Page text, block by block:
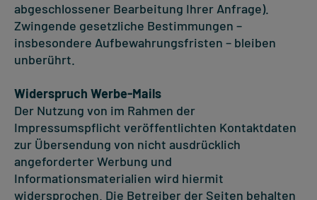
abgeschlossener Bearbeitung Ihrer Anfrage).
Zwingende gesetzliche Bestimmungen –
insbesondere Aufbewahrungsfristen – bleiben
unberührt.
Widerspruch Werbe-Mails
Der Nutzung von im Rahmen der
Impressumspflicht veröffentlichten Kontaktdaten
zur Übersendung von nicht ausdrücklich
angeforderter Werbung und
Informationsmaterialien wird hiermit
widersprochen. Die Betreiber der Seiten behalten